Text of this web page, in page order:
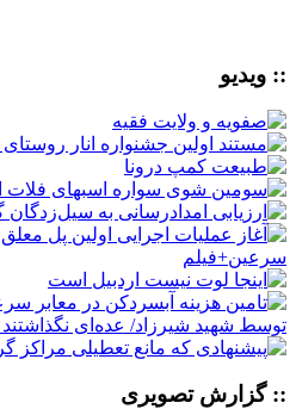
:: ویدیو
:: گزارش تصویری